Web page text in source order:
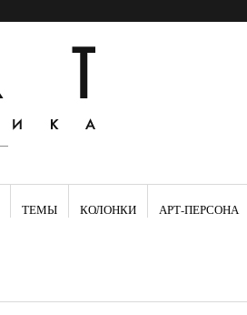
ТЕМЫ КОЛОНКИ АРТ-ПЕРСОНА